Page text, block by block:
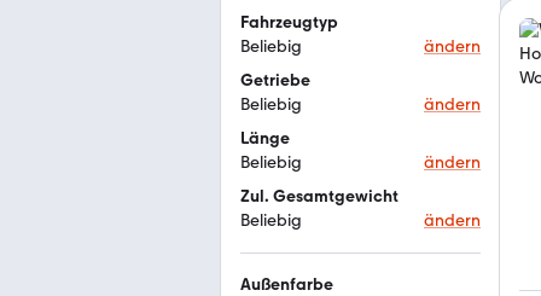
Fahrzeugtyp
Beliebig
ändern
Getriebe
Beliebig
ändern
Länge
Beliebig
ändern
Zul. Gesamtgewicht
Beliebig
ändern
Außenfarbe